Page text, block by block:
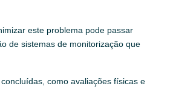
este problema pode passar
de sistemas de monitorização que
como avaliações físicas e